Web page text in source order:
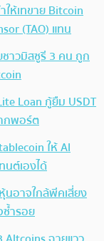
ห้เทขาย Bitcoin
(TAO) แทน
าวมิสซูรี 3 คน ถูก
Loan กู้ยืม USDT
กพอร์ต
ให้ AI
นต์เองได้
นอาจใกล้พีคเสี่ยง
ำรอย